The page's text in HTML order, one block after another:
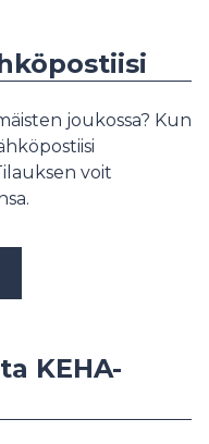
joukossa? Kun
voit
KEHA-